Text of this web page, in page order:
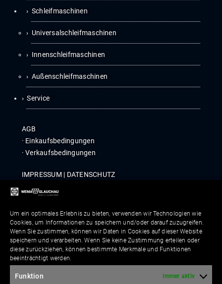
Um ein optimales Erlebnis zu bieten, verwenden wir Technologien wie
Cookies, um Informationen zu speichern und/oder darauf zuzugreifen.
Wenn Sie zustimmen, können wir Daten in Cookies auf dieser Website
speichern und verarbeiten. Wenn Sie keine Zustimmung erteilen oder
diese zurückziehen, können bestimmte Merkmale und Funktionen
beeinträchtigt werden.
Funktion Immer aktiv
Schleifmaschinen
Universalschleifmaschinen
Innenschleifmaschinen
Außenschleifmaschinen
Service
AGB
· Ein­kaufs­be­din­gun­gen
·Ver­kaufs­be­din­gun­gen
IMPRES­SUM | DATEN­SCHUTZ
COM­PLI­ANCE
Kontakt
Bitte lasse die­ses Feld leer.